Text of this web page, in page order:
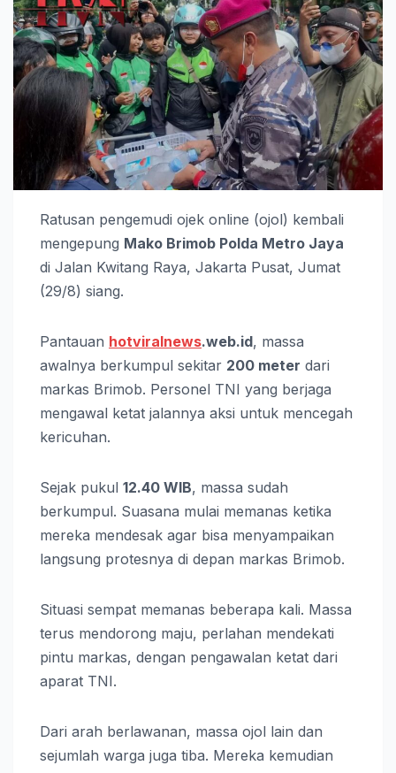
Ratusan pengemudi ojek online (ojol) kembali
mengepung Mako Brimob Polda Metro Jaya
di Jalan Kwitang Raya, Jakarta Pusat, Jumat
(29/8) siang.
Pantauan hotviralnews.web.id, massa
awalnya berkumpul sekitar 200 meter dari
markas Brimob. Personel TNI yang berjaga
mengawal ketat jalannya aksi untuk mencegah
kericuhan.
Sejak pukul 12.40 WIB, massa sudah
berkumpul. Suasana mulai memanas ketika
mereka mendesak agar bisa menyampaikan
langsung protesnya di depan markas Brimob.
Situasi sempat memanas beberapa kali. Massa
terus mendorong maju, perlahan mendekati
pintu markas, dengan pengawalan ketat dari
aparat TNI.
Dari arah berlawanan, massa ojol lain dan
sejumlah warga juga tiba. Mereka kemudian